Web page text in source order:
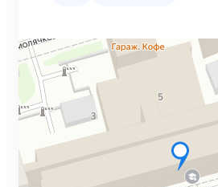
Верните до 13%
Подробнее →
Дистанционное обучение